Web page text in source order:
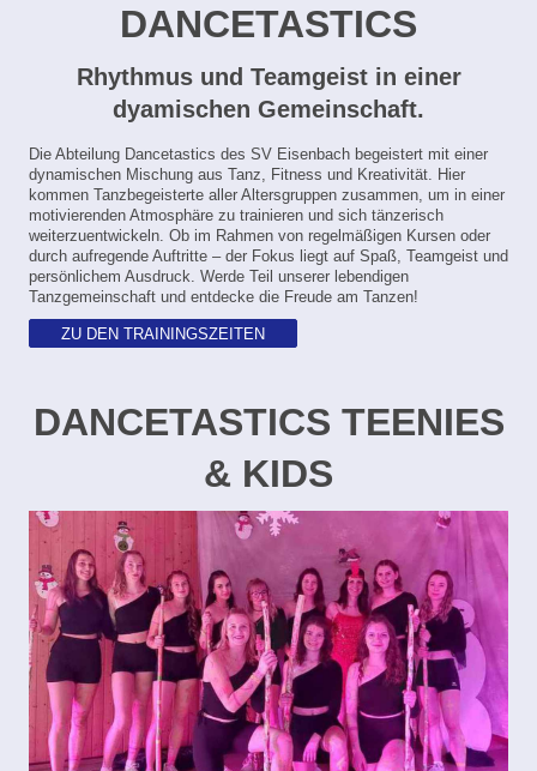
DANCETASTICS
Rhythmus und Teamgeist in einer
dyamischen Gemeinschaft.
Die Abteilung Dancetastics des SV Eisenbach begeistert mit einer
dynamischen Mischung aus Tanz, Fitness und Kreativität. Hier
kommen Tanzbegeisterte aller Altersgruppen zusammen, um in einer
motivierenden Atmosphäre zu trainieren und sich tänzerisch
weiterzuentwickeln. Ob im Rahmen von regelmäßigen Kursen oder
durch aufregende Auftritte – der Fokus liegt auf Spaß, Teamgeist und
persönlichem Ausdruck. Werde Teil unserer lebendigen
Tanzgemeinschaft und entdecke die Freude am Tanzen!
ZU DEN TRAININGSZEITEN
DANCETASTICS TEENIES
& KIDS